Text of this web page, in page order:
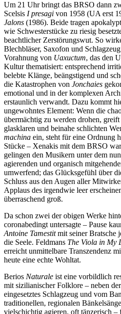
Um 21 Uhr bringt das BRSO dann
Scelsis I presagi von 1958 (UA erst
Jalons (1986). Beide tragen
wie Schwesterstücke zu riesig
beachtlicher Zerstörungswut. So
Blechbläser, Saxofon und
Vorahnung von Uaxuctum, das den
Kultur thematisiert: entsprechend
belebte Klänge, beängstigend und
die Katastrophen von Jonchaies
emotional und in der komplexen
erstaunlich verwandt. Dazu kommt
ungewohntes Element: Wenn die
übermächtig zu werden drohen,
glasklaren und beinahe schlichten
machina ein, steht für eine Ordnung
Stücke – Xenakis mit dem BRSO
gelingen den Musikern unter dem
agierenden und organisch
umwerfend; das Glücksgefühl über
Schluss aus den Augen aller
Applaus des irgendwie leer
überraschend groß.
Da schon zwei der obigen Werke
coronabedingt untersagte – Pause
Antoine Tamestitmit seiner Bratsche
die Seele. Feldmans The Viola in My
erreicht unmittelbare Transzendenz
heute eine echte Wohltat.
Berios Naturale ist eine vorbildlich
mit sizilianischer Folklore – neben
eingesetztes Schlagzeug und vom
traditionellen, regionalen
vielschichtig agieren, oft tänzerisch